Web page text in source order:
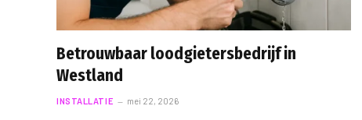
Betrouwbaar loodgietersbedrijf in
Westland
INSTALLATIE mei 22, 2026